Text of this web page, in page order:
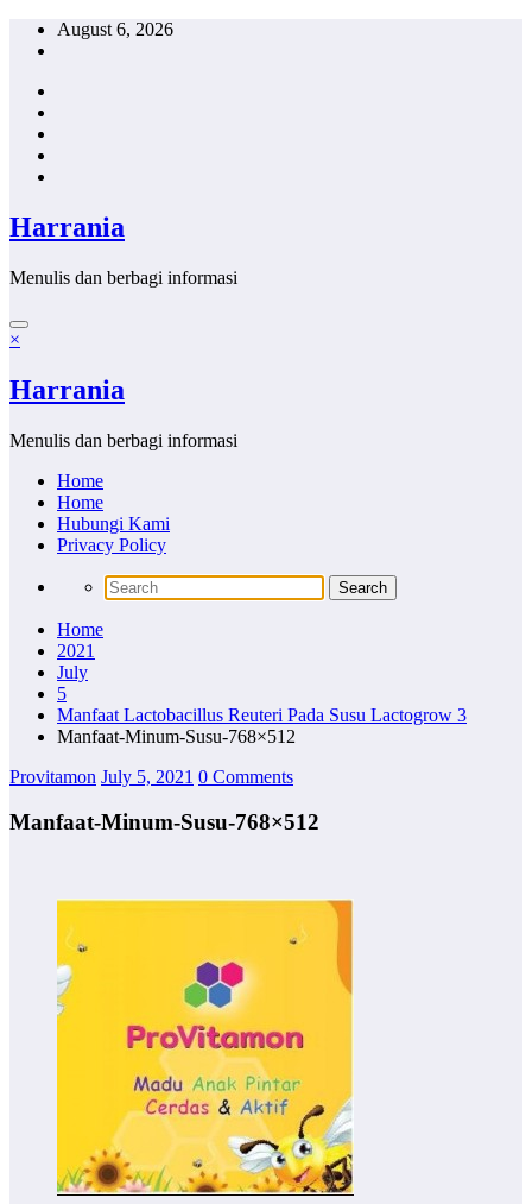
Skip
August 6, 2026
Harrania
Menulis dan berbagi informasi
×
Harrania
Menulis dan berbagi informasi
Home
Home
Hubungi Kami
Privacy Policy
Home
2021
July
5
Manfaat Lactobacillus Reuteri Pada Susu Lactogrow 3
Manfaat-Minum-Susu-768×512
Provitamon July 5, 2021 0 Comments
Manfaat-Minum-Susu-768×512